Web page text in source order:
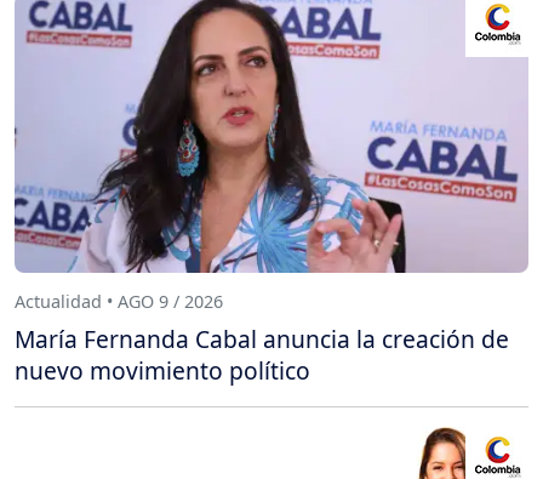
Actualidad • AGO 9 / 2026
María Fernanda Cabal anuncia la creación de
nuevo movimiento político